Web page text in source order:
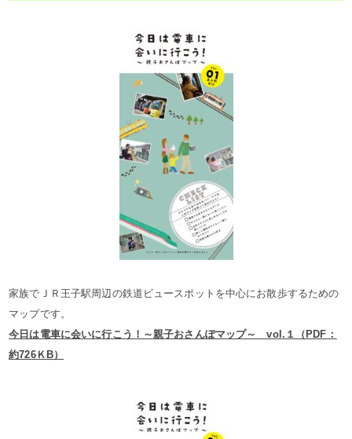
家族でＪＲ王子駅周辺の鉄道ビュースポットを中心にお散歩するための
マップです。
今日は電車に会いに行こう！～親子おさんぽマップ～ vol.１（PDF：
約726ＫB）